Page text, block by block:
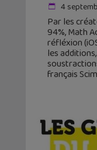
4
Par les
94%, Math
réfléxion
les
français